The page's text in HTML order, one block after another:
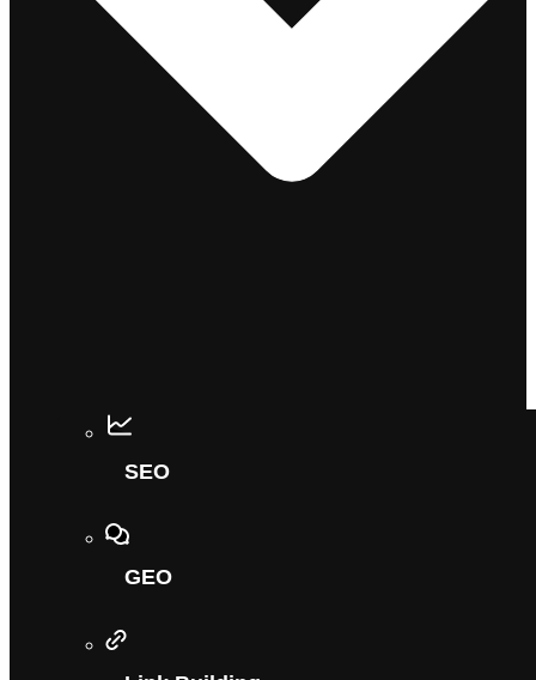
SEO
GEO